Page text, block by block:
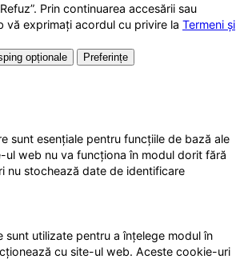
Prin continuarea accesării sau
vă exprimați acordul cu privire la Termeni și
opționale
Preferințe
sunt esențiale pentru funcțiile de bază ale
ul web nu va funcționa în modul dorit fără
nu stochează date de identificare
sunt utilizate pentru a înțelege modul în
cu site-ul web. Aceste cookie-uri